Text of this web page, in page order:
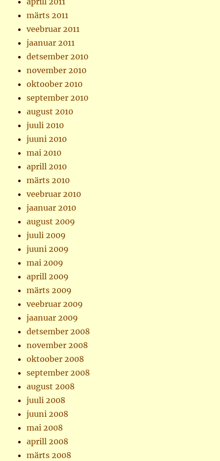
märts 2011
veebruar 2011
jaanuar 2011
detsember 2010
november 2010
oktoober 2010
september 2010
august 2010
juuli 2010
juuni 2010
mai 2010
aprill 2010
märts 2010
veebruar 2010
jaanuar 2010
august 2009
juuli 2009
juuni 2009
mai 2009
aprill 2009
märts 2009
veebruar 2009
jaanuar 2009
detsember 2008
november 2008
oktoober 2008
september 2008
august 2008
juuli 2008
juuni 2008
mai 2008
aprill 2008
märts 2008